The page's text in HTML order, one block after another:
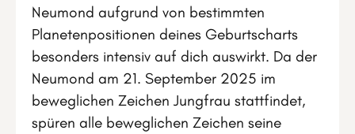
Neumond aufgrund von bestimmten
Planetenpositionen deines Geburtscharts
besonders intensiv auf dich auswirkt. Da der
Neumond am 21. September 2025 im
beweglichen Zeichen Jungfrau stattfindet,
spüren alle beweglichen Zeichen seine